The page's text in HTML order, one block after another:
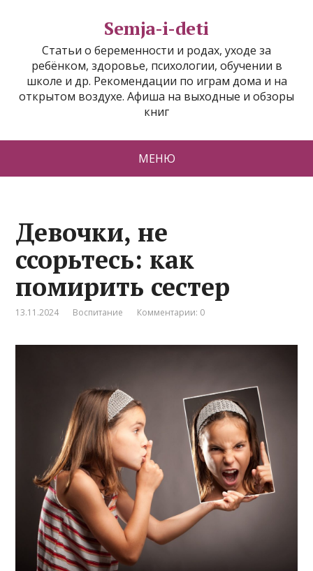
Semja-i-deti
Статьи о беременности и родах, уходе за
ребёнком, здоровье, психологии, обучении в
школе и др. Рекомендации по играм дома и на
открытом воздухе. Афиша на выходные и обзоры
книг
МЕНЮ
Девочки, не
ссорьтесь: как
помирить сестер
13.11.2024 Воспитание Комментарии: 0